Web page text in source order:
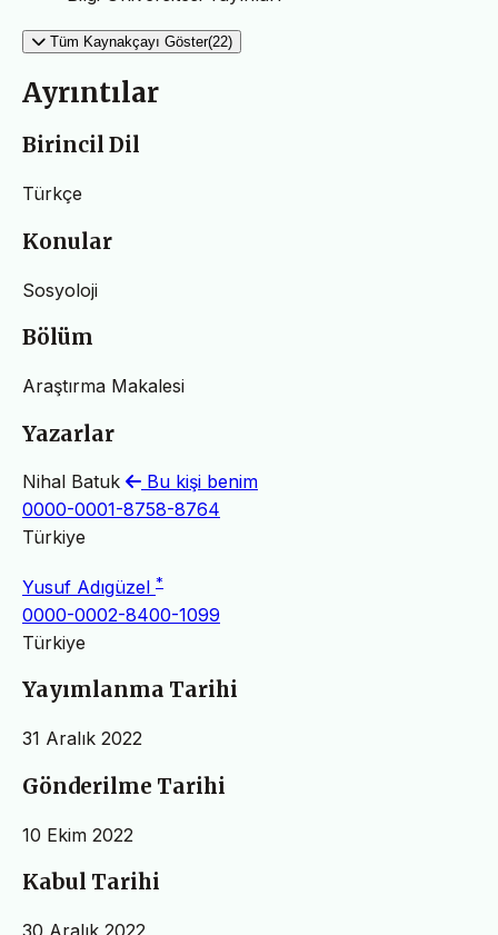
Tüm Kaynakçayı Göster(22)
Ayrıntılar
Birincil Dil
Türkçe
Konular
Sosyoloji
Bölüm
Araştırma Makalesi
Yazarlar
Nihal Batuk
Bu kişi benim
0000-0001-8758-8764
Türkiye
Yusuf Adıgüzel *
0000-0002-8400-1099
Türkiye
Yayımlanma Tarihi
31 Aralık 2022
Gönderilme Tarihi
10 Ekim 2022
Kabul Tarihi